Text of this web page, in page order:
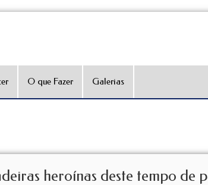
O que Fazer Galerias
heroínas deste tempo de